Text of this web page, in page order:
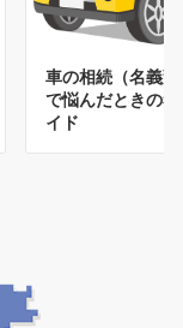
車の相続（名義
で悩んだときの
イド